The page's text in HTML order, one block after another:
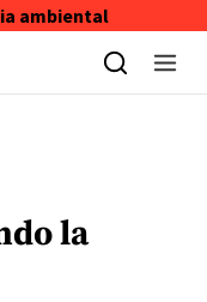
ambiental
la